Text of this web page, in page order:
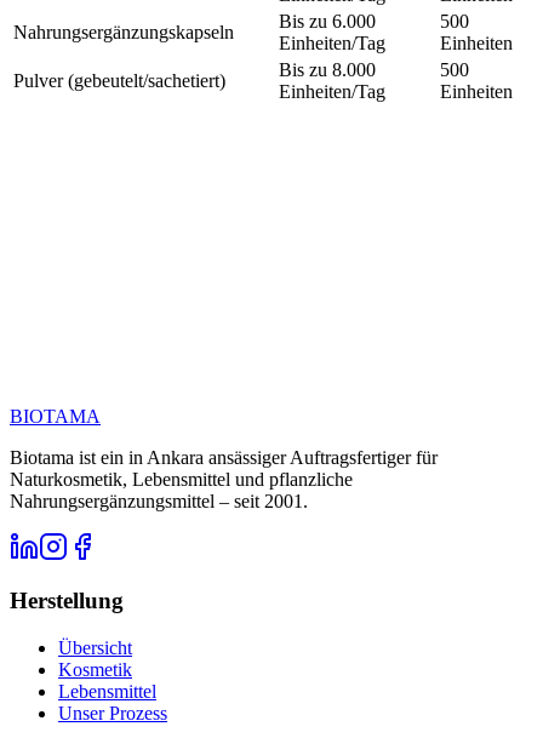
Nahrungsergänzungskapseln
Bis zu 6.000
Einheiten/Tag
500
Einheiten
Pulver (gebeutelt/sachetiert)
Bis zu 8.000
Einheiten/Tag
500
Einheiten
BIOTAMA
Biotama ist ein in Ankara ansässiger Auftragsfertiger für
Naturkosmetik, Lebensmittel und pflanzliche
Nahrungsergänzungsmittel – seit 2001.
Herstellung
Übersicht
Kosmetik
Lebensmittel
Unser Prozess